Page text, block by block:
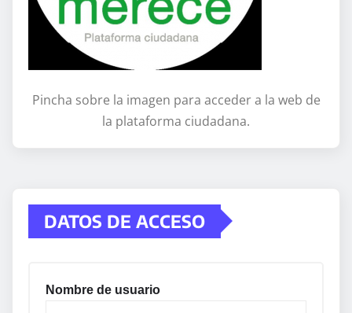
Pincha sobre la imagen para acceder a la web de
la plataforma ciudadana.
DATOS DE ACCESO
Nombre de usuario